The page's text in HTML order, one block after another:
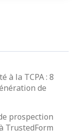
à la TCPA : 8
de
prospection
TrustedForm